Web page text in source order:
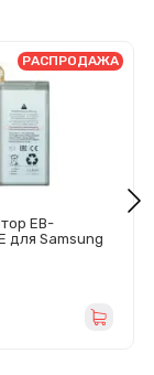
EB-
для Samsung
РАСПРОДАЖА